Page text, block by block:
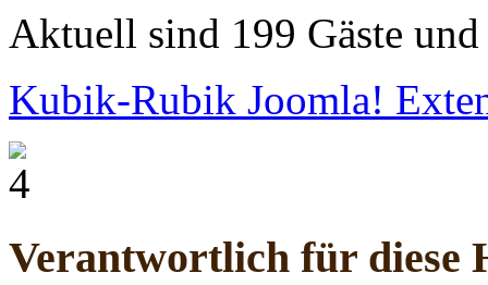
Aktuell sind 199 Gäste
Kubik-Rubik Joomla!
Verantwortlich für diese